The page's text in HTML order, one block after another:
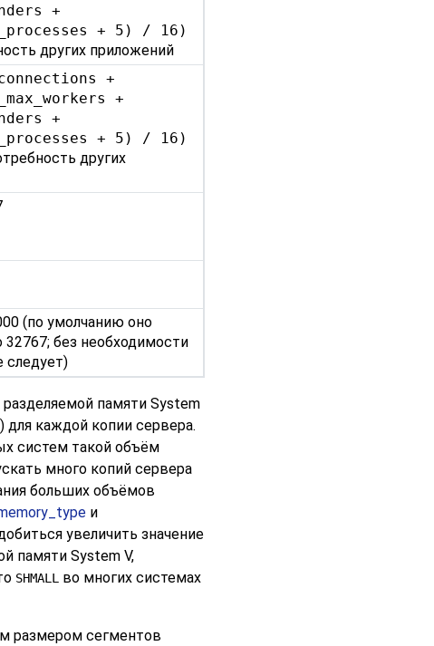
+
+ 5) / 16)
других приложений
+
+
+
+ 5) / 16)
других
(по умолчанию оно
без необходимости
следует)
памяти System
для каждой копии сервера.
систем такой объём
много копий сервера
больших объёмов
и
увеличить значение
памяти System V,
SHMALL
во многих системах
размером сегментов